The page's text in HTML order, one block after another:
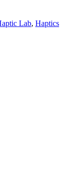
Lab Haptics